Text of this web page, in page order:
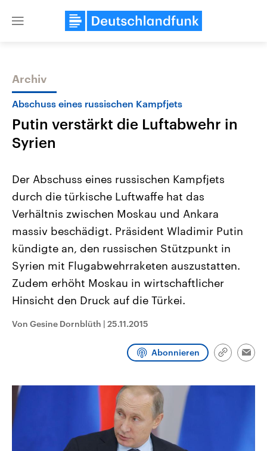
Close
Themen
Landtagswahl Sachsen-Anhalt
2026
Alle Informationen
Sachsen-Anhalt wählt am 6.
September 2026 einen neuen
Landtag. Seit 2021 wird das
Bundesland von einer Koalition aus
CDU, SPD und FDP regiert.-
Umfragen, Prognosen,
Wahlprogramme, aktuelle Berichte
und Hintergründe zu den Parteien
Wahl.
Aktuelle Beiträge,
Hintergründe
Wirtschaftlich und
gehören die Vereinigten
den mächtigsten Ländern
mit großem Einfluss auf
Sendungen Programm Podcasts
Archiv
Abschuss eines russischen Kampfjets
Putin verstärkt die Luftabwehr in
Syrien
Der Abschuss eines russischen Kampfjets
durch die türkische Luftwaffe hat das
Verhältnis zwischen Moskau und Ankara
massiv beschädigt. Präsident Wladimir Putin
kündigte an, den russischen Stützpunkt in
Syrien mit Flugabwehrraketen auszustatten.
Zudem erhöht Moskau in wirtschaftlicher
Hinsicht den Druck auf die Türkei.
Von Gesine Dornblüth | 25.11.2015
Abonnieren
Link